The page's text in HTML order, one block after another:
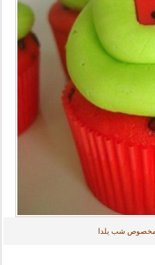
مخصوص شب یلدا